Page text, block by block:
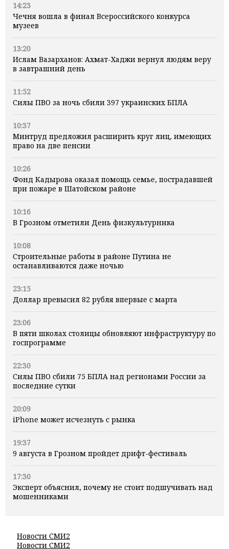
14:23
Чечня вошла в финал Всероссийского конкурса
музеев
13:20
Ислам Вазарханов: Ахмат-Хаджи вернул людям веру
в завтрашний день
11:52
Силы ПВО за ночь сбили 397 украинских БПЛА
10:37
Минтруд предложил расширить круг лиц, имеющих
право на две пенсии
10:26
Фонд Кадырова оказал помощь семье, пострадавшей
при пожаре в Шатойском районе
10:16
В Грозном отметили День физкультурника
10:08
Строительные работы в районе Путина не
останавливаются даже ночью
23:15
Доллар превысил 82 рубля впервые с марта
23:06
В пяти школах столицы обновляют инфраструктуру по
госпрограмме
22:30
Силы ПВО сбили 75 БПЛА над регионами России за
последние сутки
20:09
iPhone может исчезнуть с рынка
19:37
9 августа в Грозном пройдет дрифт-фестиваль
17:30
Эксперт объяснил, почему не стоит подшучивать над
мошенниками
Новости СМИ2
Новости СМИ2